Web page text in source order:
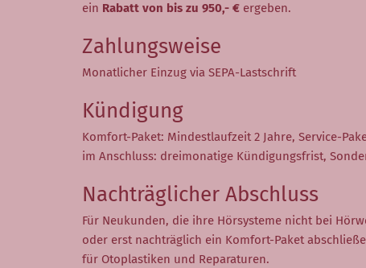
ein Rabatt von bis zu 950,- € ergeben.
Zahlungsweise
Monatlicher Einzug via SEPA-Lastschrift
Kündigung
Komfort-Paket: Mindestlaufzeit 2 Jahre, Service-
im Anschluss: dreimonatige Kündigungsfrist,
Nachträglicher Abschluss
Für Neukunden, die ihre Hörsysteme nicht bei
oder erst nachträglich ein Komfort-Paket
für Otoplastiken und Reparaturen.